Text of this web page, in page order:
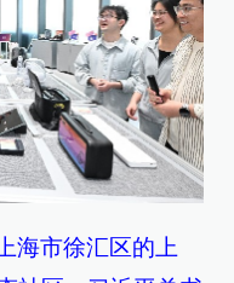
海市徐汇区的上